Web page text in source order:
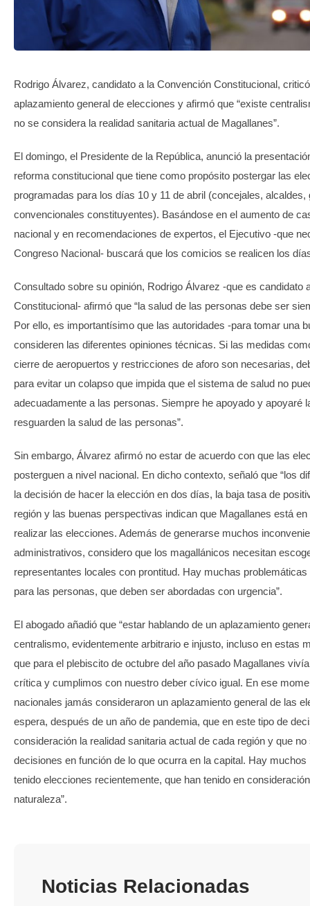
Rodrigo Álvarez, candidato a la Convención Constitucional,
aplazamiento general de elecciones y afirmó que “existe
no se considera la realidad sanitaria actual de Magallanes”.
El domingo, el Presidente de la República, anunció la
reforma constitucional que tiene como propósito postergar las
programadas para los días 10 y 11 de abril (concejales, alcaldes,
convencionales constituyentes). Basándose en el aumento de
nacional y en recomendaciones de expertos, el Ejecutivo -que
Congreso Nacional- buscará que los comicios se realicen los
Consultado sobre su opinión, Rodrigo Álvarez -que es candidato
Constitucional- afirmó que “la salud de las personas debe ser
Por ello, es importantísimo que las autoridades -para tomar una
consideren las diferentes opiniones técnicas. Si las medidas
cierre de aeropuertos y restricciones de aforo son necesarias,
para evitar un colapso que impida que el sistema de salud no
adecuadamente a las personas. Siempre he apoyado y apoyaré
resguarden la salud de las personas”.
Sin embargo, Álvarez afirmó no estar de acuerdo con que las
posterguen a nivel nacional. En dicho contexto, señaló que “los
la decisión de hacer la elección en dos días, la baja tasa de
región y las buenas perspectivas indican que Magallanes está
realizar las elecciones. Además de generarse muchos
administrativos, considero que los magallánicos necesitan
representantes locales con prontitud. Hay muchas
para las personas, que deben ser abordadas con urgencia”.
El abogado añadió que “estar hablando de un aplazamiento
centralismo, evidentemente arbitrario e injusto, incluso en estas
que para el plebiscito de octubre del año pasado Magallanes
crítica y cumplimos con nuestro deber cívico igual. En ese
nacionales jamás consideraron un aplazamiento general de las
espera, después de un año de pandemia, que en este tipo de
consideración la realidad sanitaria actual de cada región y que
decisiones en función de lo que ocurra en la capital. Hay
tenido elecciones recientemente, que han tenido en
naturaleza”.
Noticias Relacionadas